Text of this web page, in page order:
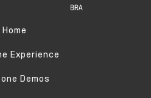
Home
Experience
Demos